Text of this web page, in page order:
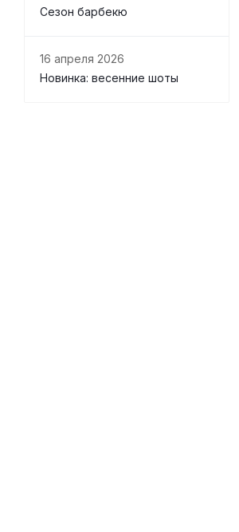
Сезон барбекю
16 апреля 2026
Новинка: весенние шоты